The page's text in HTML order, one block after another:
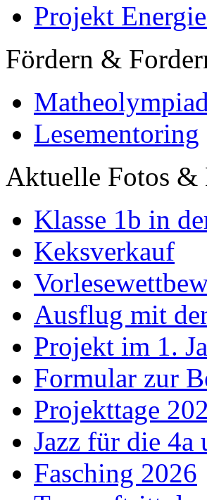
Projekt
Fördern &
Lesementoring
Aktuelle Fotos &
Klasse 1b in
Keksverkauf
Ausflug mit
Projekt im 1.
Formular zur
Projekttage
Jazz für die 4a
Fasching 2026